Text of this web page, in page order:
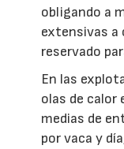
obligando a
extensivas a
reservado
En las
olas de calor
medias de
por vaca y